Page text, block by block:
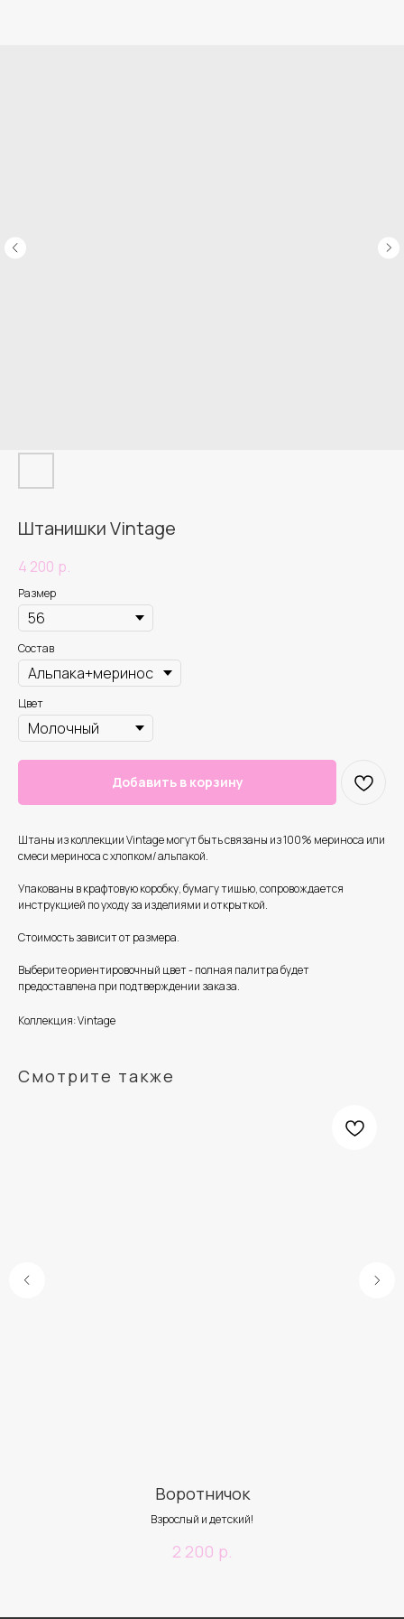
Штанишки Vintage
4 200 р.
Размер
Состав
Цвет
Добавить в корзину
Штаны из коллекции Vintage могут быть связаны из 100% мериноса или
смеси мериноса с хлопком/ альпакой.
Упакованы в крафтовую коробку, бумагу тишью, сопровождается
инструкцией по уходу за изделиями и открыткой.
Стоимость зависит от размера.
Выберите ориентировочный цвет - полная палитра будет
предоставлена при подтверждении заказа.
Коллекция: Vintage
Смотрите также
Воротничок
Взрослый и детский!
2 200 р.